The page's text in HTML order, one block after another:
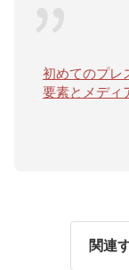
初めてのプレ
要素とメディ
関連